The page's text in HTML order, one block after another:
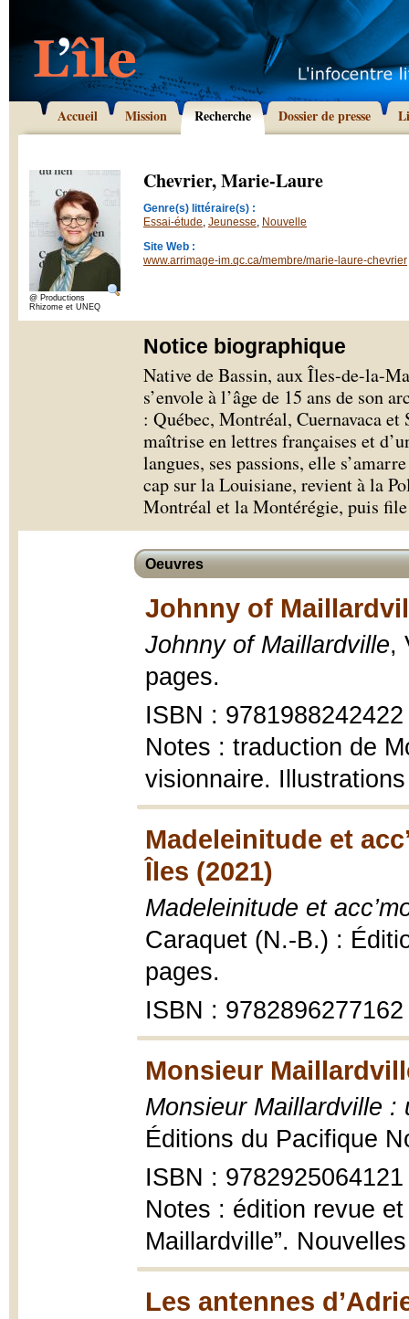
Accueil Mission Recherche Dossier de presse
@ Productions
Rhizome et UNEQ
Chevrier, Marie-Laure
Genre(s) littéraire(s) :
Essai-étude, Jeunesse, Nouvelle
Site Web :
www.arrimage-im.qc.ca/membre/marie-laure-chevrier
Notice biographique
Native de Bassin, aux Îles-de-la-
s’envole à l’âge de 15 ans de son
: Québec, Montréal, Cuernavaca et
maîtrise en lettres françaises et
langues, ses passions, elle
cap sur la Louisiane, revient à la
Montréal et la Montérégie, puis file
Oeuvres
Johnny of
Johnny of Maillardville,
pages.
ISBN : 9781988242422
Notes : traduction de
visionnaire.
Madeleinitude et
Îles (2021)
Madeleinitude et
Caraquet (N.-B.) :
pages.
ISBN : 9782896277162
Monsieur
Monsieur Maillardville :
Éditions du Pacifique
ISBN : 9782925064121
Notes : édition revue
Maillardville”.
Les antennes